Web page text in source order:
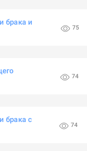
брака и
75
74
брака с
74